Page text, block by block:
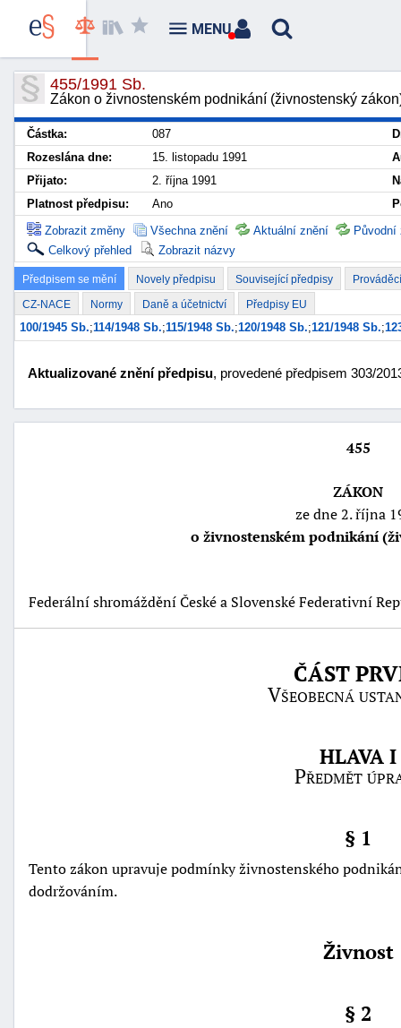
455/1991 Sb.
Zákon o živnostenském podnikání (živnostenský
Částka: 087
Rozeslána dne:
15. listopadu 1991
Přijato:
2. října 1991
Platnost předpisu:
Ano
Zobrazit změny
Všechna znění Aktuální znění
Původní
Celkový přehled
Zobrazit názvy
Předpisem se mění Novely předpisu Související předpisy
CZ-NACE Normy Daně a účetnictví Předpisy EU
100/1945 Sb.;114/1948 Sb.;115/1948 Sb.;120/1948 Sb.;121/1948 Sb.;
Aktualizované znění předpisu, provedené předpisem 303/
455
ZÁKON
ze dne 2. října
o živnostenském podnikání
Federální shromáždění České a Slovenské Federativní
ČÁST
Všeobecná
HLAVA I
Předmět
§ 1
Tento zákon upravuje podmínky živnostenského
dodržováním.
Živnost
§ 2
MENU
škody